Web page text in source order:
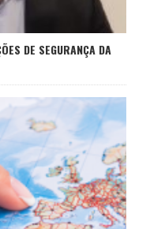
DE SEGURANÇA DA